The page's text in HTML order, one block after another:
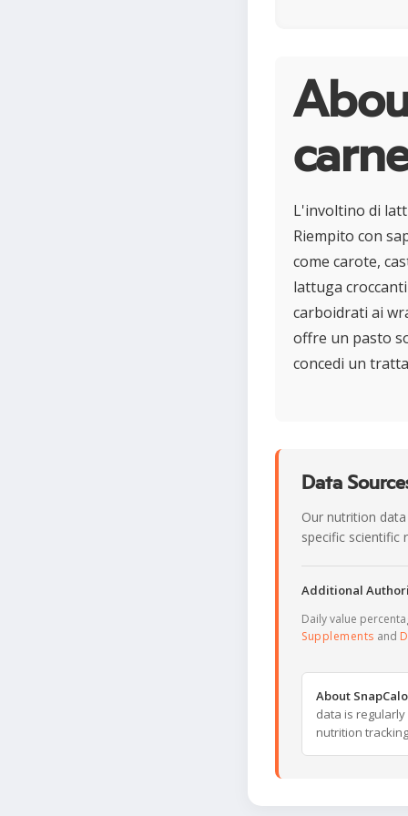
L'involtino di
Riempito con
come carote,
lattuga
carboidrati ai
offre un pasto
concedi un
Data
Our nutrition
specific scientific
Additional
Daily value
Supplements and
About
data is
nutrition